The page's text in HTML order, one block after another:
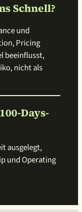
Schnell?
und
Pricing
beeinflusst,
nicht als
Days-
ausgelegt,
und Operating